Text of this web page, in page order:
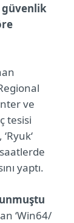
güvenlik
ve
tesisi
yaptı.
‘Win64/